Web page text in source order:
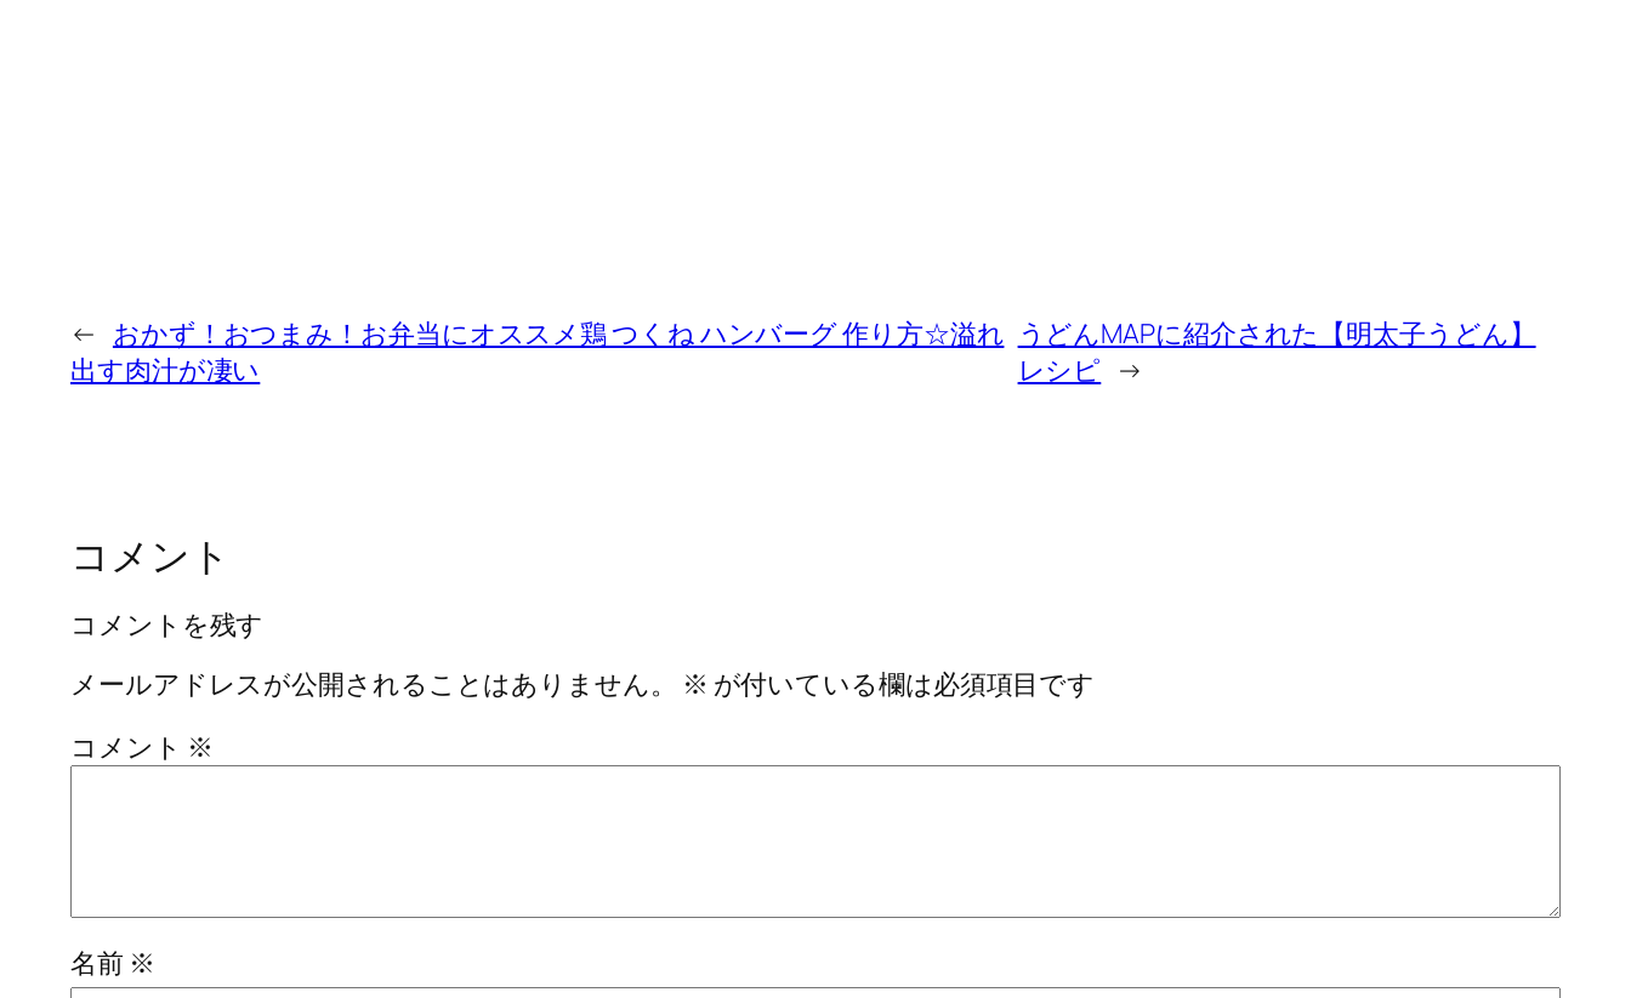
← おかず！おつまみ！お弁当にオススメ鶏 つくね ハンバーグ 作り方☆溢れ
出す肉汁が凄い
うどんMAPに紹介された【明太子うどん】
レシピ →
コメント
コメントを残す
メールアドレスが公開されることはありません。
※ が付いている欄は必須項目です
コメント ※
名前 ※